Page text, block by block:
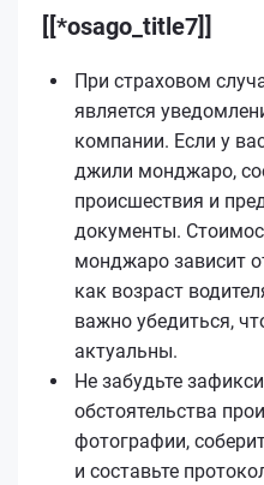
[[*osago_title7]]
При страховом
является
компании. Если у
джили монджаро,
происшествия и
документы.
монджаро зависит
как возраст
важно убедиться,
актуальны.
Не забудьте
обстоятельства
фотографии,
и составьте